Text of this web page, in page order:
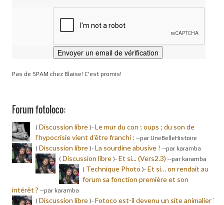
Pas de SPAM chez Blaise! C'est promis!
Forum fotoloco:
( Discussion libre )- Le mur du con ; oups ; du son de
l’hypocrisie vient d’être franchi : --par UneBelleHistoire
( Discussion libre )- La sourdine abusive ! --par karamba
( Discussion libre )- Et si... (Vers2.3) --par karamba
( Technique Photo )- Et si… on rendait au
forum sa fonction première et son
intérêt ? --par karamba
( Discussion libre )- Fotoco est-il devenu un site animalier ?